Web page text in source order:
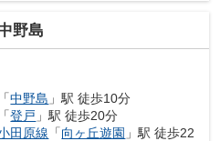
野島
「中野島 」駅 徒歩10分
「登戸 」駅 徒歩20分
田原線 「向ヶ丘遊園 」駅 徒歩22